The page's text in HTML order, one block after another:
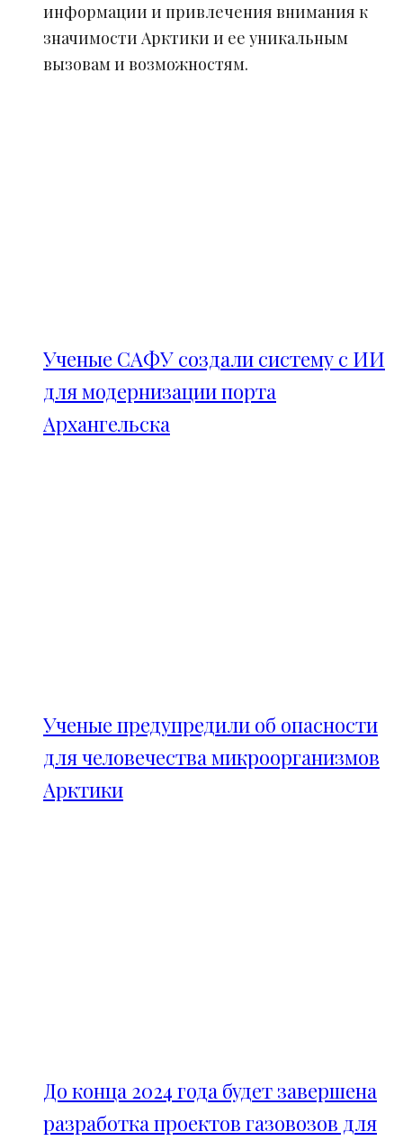
информации и привлечения внимания к
значимости Арктики и ее уникальным
вызовам и возможностям.
Ученые САФУ создали систему с ИИ
для модернизации порта
Архангельска
Ученые предупредили об опасности
для человечества микроорганизмов
Арктики
До конца 2024 года будет завершена
разработка проектов газовозов для